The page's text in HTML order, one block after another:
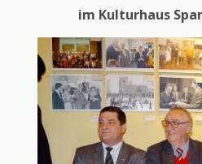
im Kulturhaus